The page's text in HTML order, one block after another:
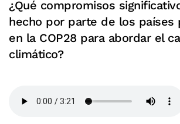
¿Qué compromisos
hecho por parte de los países
en la COP28 para abordar el
climático?